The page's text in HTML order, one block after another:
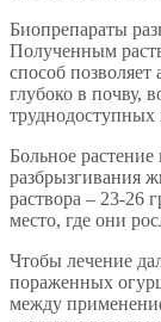
Биопрепараты
Полученным
способ
глубоко в почву,
труднодоступных
Больное растение
разбрызгивания
раствора – 23-26
место, где они
Чтобы лечение
пораженных
между